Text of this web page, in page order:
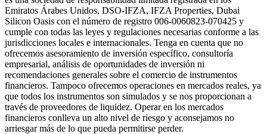
Emiratos Árabes Unidos, DSO-IFZA, IFZA Properties, Dubai
Silicon Oasis con el número de registro 006-0060823-070425 y
cumple con todas las leyes y regulaciones necesarias conforme a las
jurisdicciones locales e internacionales. Tenga en cuenta que no
ofrecemos asesoramiento de inversión específico, consultoría
empresarial, análisis de oportunidades de inversión ni
recomendaciones generales sobre el comercio de instrumentos
financieros. Tampoco ofrecemos operaciones en mercados reales, ya
que todos los instrumentos son simulados y se nos proporcionan a
través de proveedores de liquidez. Operar en los mercados
financieros conlleva un alto nivel de riesgo y aconsejamos no
arriesgar más de lo que pueda permitirse perder.